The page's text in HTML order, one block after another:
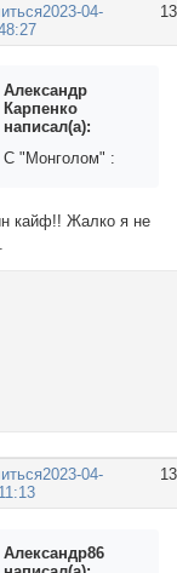
2023-04-
Александр
Карпенко
написал(а):
С "Монголом" :
кайф!! Жалко я не
2023-04-
Александр86